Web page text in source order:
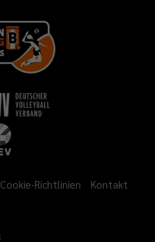
Cookie-Richtlinien Kontakt